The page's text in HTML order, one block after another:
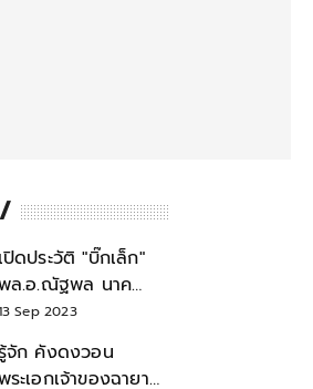
เปิดประวัติ "บิ๊กเล็ก"
ล.อ.ณัฐพล นาค
าณิชย์ จากเลขาฯ
สมช.-เลขาฯ
มว.กลาโหม
Sep 2023
จัก คังดงวอน
ระเอกเจ้าของฉายา